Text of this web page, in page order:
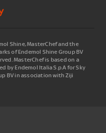
Shine, MasterChef and the
of Endemol Shine Group BV
MasterChef is based on a
by Endemol Italia S.p.A for Sky
BV in association with Ziji